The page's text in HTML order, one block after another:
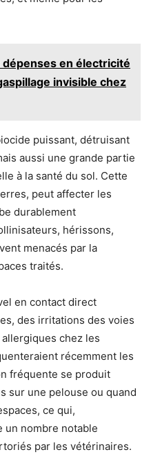
dépenses en électricité
invisible chez
puissant, détruisant
aussi une grande partie
à la santé du sol. Cette
peut affecter les
durablement
hérissons,
menacés par la
traités.
en contact direct
des irritations des voies
chez les
récemment les
fréquente se produit
sur une pelouse ou quand
ce qui,
un nombre notable
par les vétérinaires.